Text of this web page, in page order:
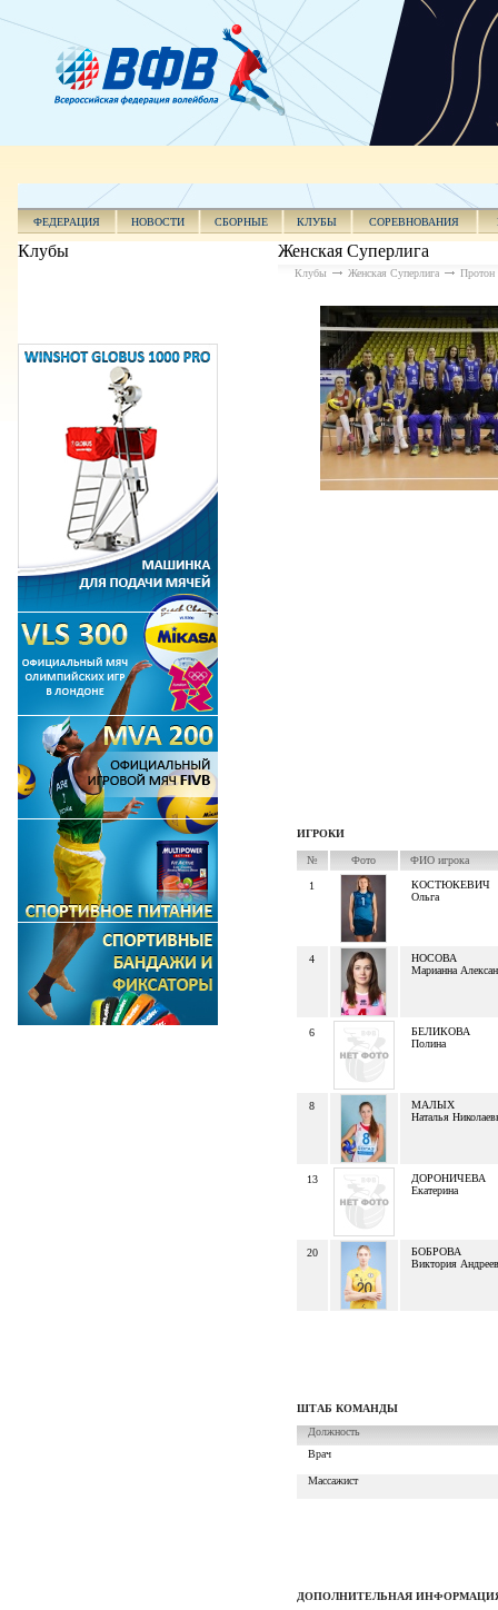
ФЕДЕРАЦИЯ НОВОСТИ СБОРНЫЕ КЛУБЫ СОРЕВНОВАНИЯ
Клубы Женская Суперлига
Клубы Женская Суперлига Протон
ИГРОКИ
№ Фото ФИО игрока
1
КОСТЮКЕВИЧ
Ольга
4
НОСОВА
Марианна
6
БЕЛИКОВА
Полина
8
МАЛЫХ
Наталья
13
ДОРОНИЧЕВА
Екатерина
20
БОБРОВА
Виктория
ШТАБ КОМАНДЫ
Должность
Врач
Массажист
ДОПОЛНИТЕЛЬНАЯ